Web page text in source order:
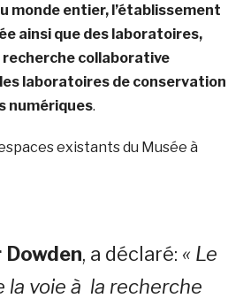
monde entier, l’établissement
ainsi que des laboratoires,
recherche collaborative
laboratoires de conservation
numériques.
existants du Musée à
, a déclaré: « Le
la voie à la recherche